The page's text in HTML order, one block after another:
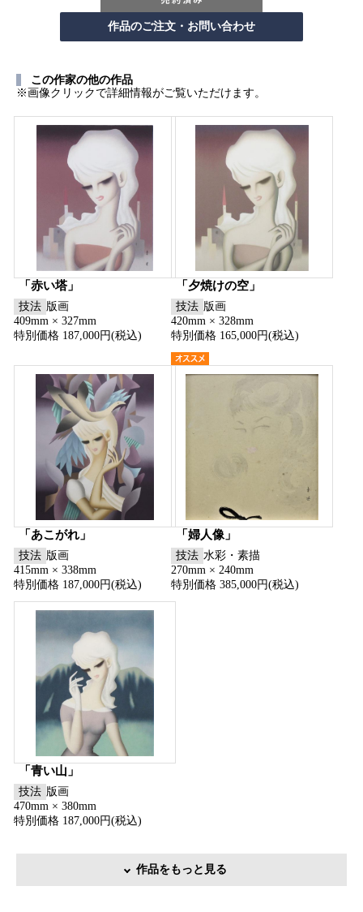
この作家の他の作品
※画像クリックで詳細情報がご覧いただけます。
「赤い塔」
技法 版画
409mm × 327mm
特別価格 187,000円(税込)
「夕焼けの空」
技法 版画
420mm × 328mm
特別価格 165,000円(税込)
「あこがれ」
技法 版画
415mm × 338mm
特別価格 187,000円(税込)
「婦人像」
技法 水彩・素描
270mm × 240mm
特別価格 385,000円(税込)
「青い山」
技法 版画
470mm × 380mm
特別価格 187,000円(税込)
作品をもっと見る